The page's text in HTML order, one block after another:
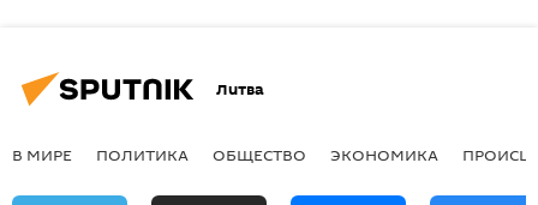
Литва
В МИРЕ ПОЛИТИКА ОБЩЕСТВО ЭКОНОМИКА